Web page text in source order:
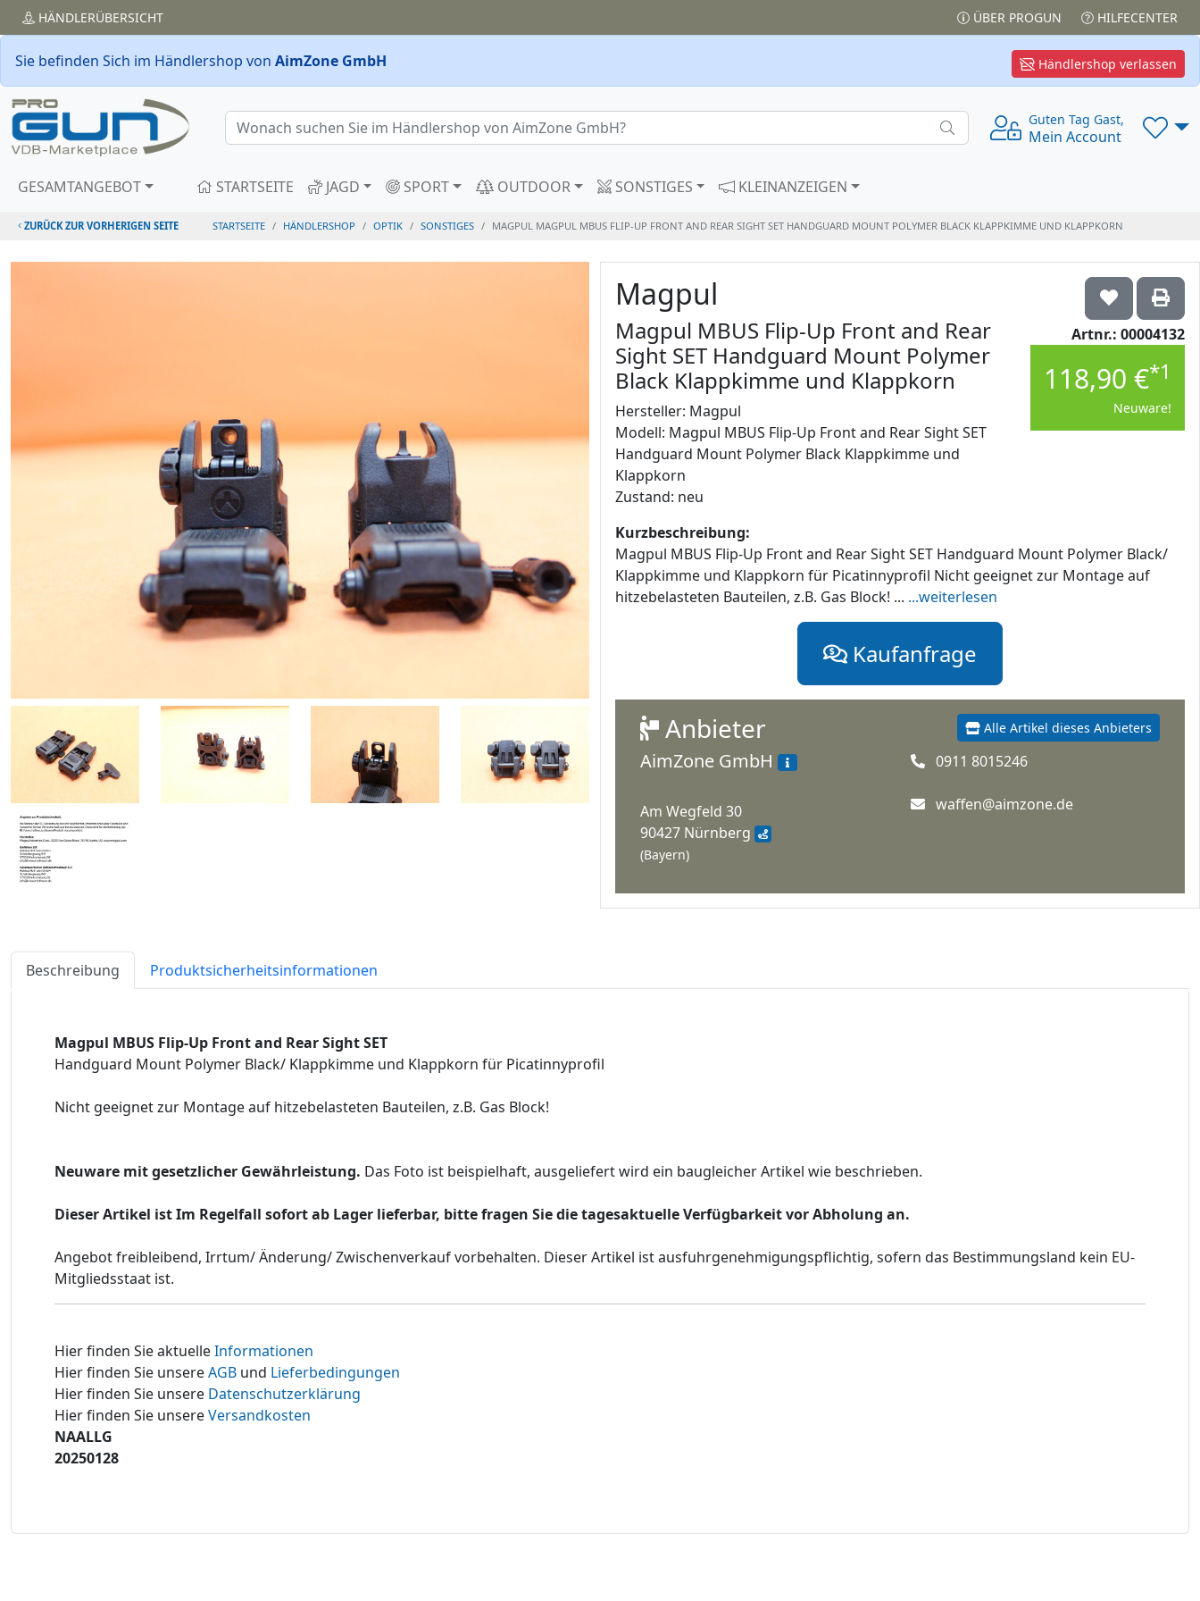
HÄNDLERÜBERSICHT ÜBER PROGUN HILFECENTER
Händlershop verlassen
Sie befinden Sich im Händlershop von AimZone GmbH
Guten Tag Gast,
Mein Account
GESAMTANGEBOT STARTSEITE JAGD SPORT OUTDOOR SONSTIGES KLEINANZEIGEN
ZURÜCK ZUR VORHERIGEN SEITE STARTSEITE HÄNDLERSHOP OPTIK SONSTIGES MAGPUL MAGPUL MBUS FLIP-UP FRONT AND REAR SIGHT SET HANDGUARD MOUNT POLYMER BLACK KLAPPKIMME UND KLAPPKORN
Artnr.: 00004132
118,90 €*1
Neuware!
Magpul
Magpul MBUS Flip-Up Front and Rear
Sight SET Handguard Mount Polymer
Black Klappkimme und Klappkorn
Hersteller: Magpul
Modell: Magpul MBUS Flip-Up Front and Rear Sight SET
Handguard Mount Polymer Black Klappkimme und
Klappkorn
Zustand: neu
Kurzbeschreibung:
Magpul MBUS Flip-Up Front and Rear Sight SET Handguard Mount Polymer Black/
Klappkimme und Klappkorn für Picatinnyprofil Nicht geeignet zur Montage auf
hitzebelasteten Bauteilen, z.B. Gas Block! ... ...weiterlesen
Kaufanfrage
Alle Artikel dieses Anbieters
Anbieter
AimZone GmbH
Am Wegfeld 30
90427 Nürnberg
(Bayern)
0911 8015246
waffen@aimzone.de
Beschreibung Produktsicherheitsinformationen
Magpul MBUS Flip-Up Front and Rear Sight SET
Handguard Mount Polymer Black/ Klappkimme und Klappkorn für Picatinnyprofil
Nicht geeignet zur Montage auf hitzebelasteten Bauteilen, z.B. Gas Block!
Neuware mit gesetzlicher Gewährleistung. Das Foto ist beispielhaft, ausgeliefert wird ein baugleicher Artikel wie beschrieben.
Dieser Artikel ist Im Regelfall sofort ab Lager lieferbar, bitte fragen Sie die tagesaktuelle Verfügbarkeit vor Abholung an.
Angebot freibleibend, Irrtum/ Änderung/ Zwischenverkauf vorbehalten. Dieser Artikel ist ausfuhrgenehmigungspflichtig, sofern das Bestimmungsland kein EU-
Mitgliedsstaat ist.
Hier finden Sie aktuelleInformationen
Hier finden Sie unsereAGB und Lieferbedingungen
Hier finden Sie unsere Datenschutzerklärung
Hier finden Sie unsereVersandkosten
NAALLG
20250128